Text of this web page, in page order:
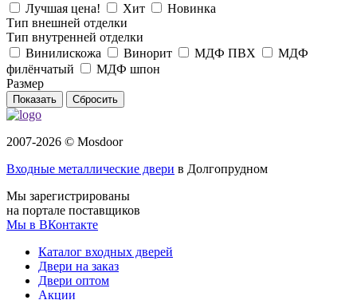
Лучшая цена!
Хит
Новинка
Тип внешней отделки
Тип внутренней отделки
Винилискожа
Винорит МДФ ПВХ
МДФ
филёнчатый
МДФ шпон
Размер
Сбросить
2007-2026 © Mosdoor
Входные металлические двери в Долгопрудном
Мы зарегистрированы
на портале поставщиков
Мы в ВКонтакте
Каталог входных дверей
Двери на заказ
Двери оптом
Акции